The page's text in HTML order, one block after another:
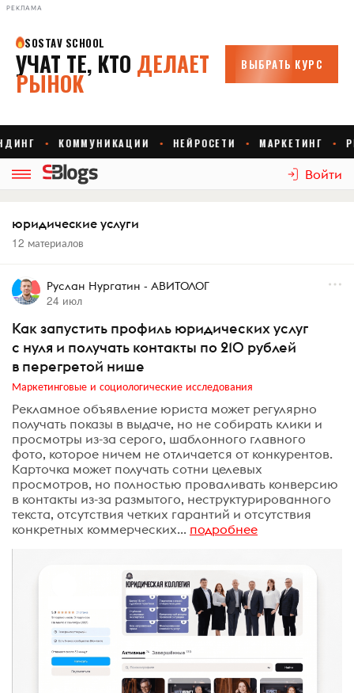
РЕКЛАМА
Войти
юридические услуги
12 материалов
Руслан Нургатин - АВИТОЛОГ
24 июл
Как запустить профиль юридических услуг
с нуля и получать контакты по 210 рублей
в перегретой нише
Маркетинговые и социологические исследования
Рекламное объявление юриста может регулярно
получать показы в выдаче, но не собирать клики и
просмотры из-за серого, шаблонного главного
фото, которое ничем не отличается от конкурентов.
Карточка может получать сотни целевых
просмотров, но полностью проваливать конверсию
в контакты из-за размытого, неструктурированного
текста, отсутствия четких гарантий и отсутствия
конкретных коммерческих... подробнее